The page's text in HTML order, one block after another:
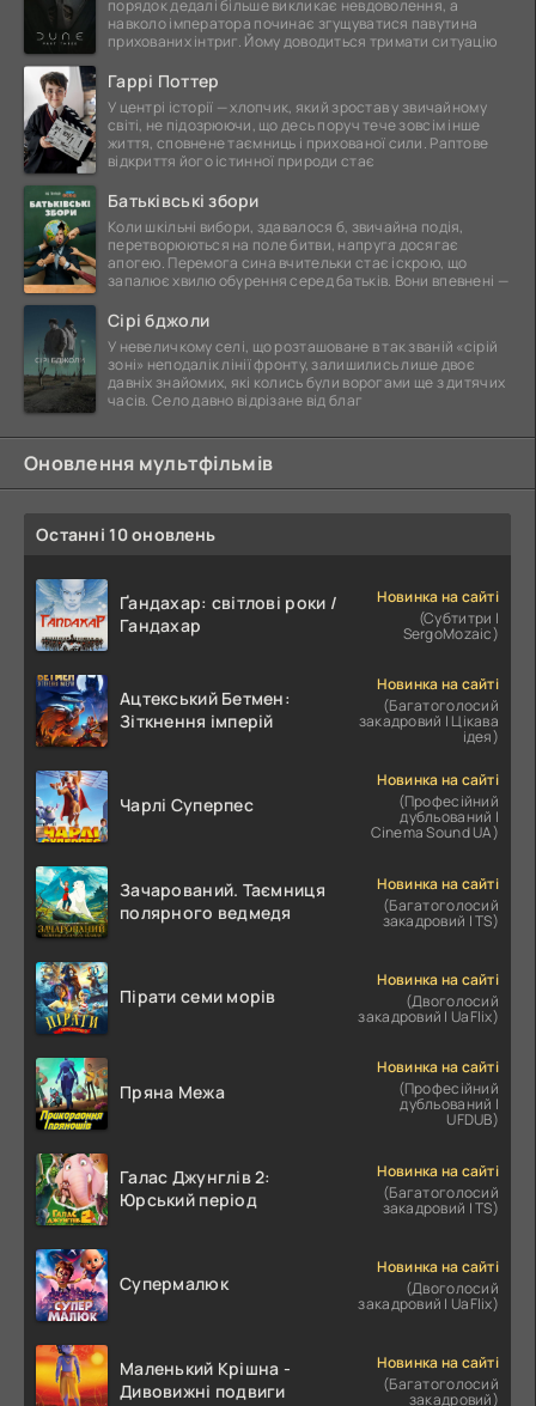
порядок дедалі більше викликає невдоволення, а
навколо імператора починає згущуватися павутина
прихованих інтриг. Йому доводиться тримати ситуацію
Гаррі Поттер
У центрі історії — хлопчик, який зростав у звичайному
світі, не підозрюючи, що десь поруч тече зовсім інше
життя, сповнене таємниць і прихованої сили. Раптове
відкриття його істинної природи стає
Батьківські збори
Коли шкільні вибори, здавалося б, звичайна подія,
перетворюються на поле битви, напруга досягає
апогею. Перемога сина вчительки стає іскрою, що
запалює хвилю обурення серед батьків. Вони впевнені —
Сірі бджоли
У невеличкому селі, що розташоване в так званій «сірій
зоні» неподалік лінії фронту, залишились лише двоє
давніх знайомих, які колись були ворогами ще з дитячих
часів. Село давно відрізане від благ
Оновлення мультфільмів
Останні 10 оновлень
Ґандахар: світлові роки /
Гандахар
Новинка на сайті
(Субтитри |
SergoMozaic)
Ацтекський Бетмен:
Зіткнення імперій
Новинка на сайті
(Багатоголосий
закадровий | Цікава
ідея)
Чарлі Суперпес
Новинка на сайті
(Професійний
дубльований |
Cinema Sound UA)
Зачарований. Таємниця
полярного ведмедя
Новинка на сайті
(Багатоголосий
закадровий | TS)
Пірати семи морів
Новинка на сайті
(Двоголосий
закадровий | UaFlix)
Пряна Межа
Новинка на сайті
(Професійний
дубльований |
UFDUB)
Галас Джунглів 2:
Юрський період
Новинка на сайті
(Багатоголосий
закадровий | TS)
Супермалюк
Новинка на сайті
(Двоголосий
закадровий | UaFlix)
Маленький Крішна -
Дивовижні подвиги
Новинка на сайті
(Багатоголосий
закадровий)